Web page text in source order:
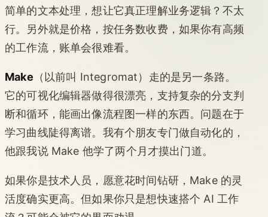
简单的文本处理，想让它真正理解业务逻辑？不太
行。另外就是价格，按任务数收费，如果你有高频
的工作流，账单会很难看。
Make （以前叫 Integromat）走的是另一条路。
它的可视化编辑器做得很漂亮，支持复杂的分支判
断和循环，能画出像流程图一样的东西。问题在于
学习曲线陡得离谱。我有个朋友专门做自动化的，
他跟我说 Make 他学了两个月才摸出门道。
如果你是技术人员，愿意花时间钻研，Make 的灵
活度确实更高。但如果你只是想快速搭个 AI 工作